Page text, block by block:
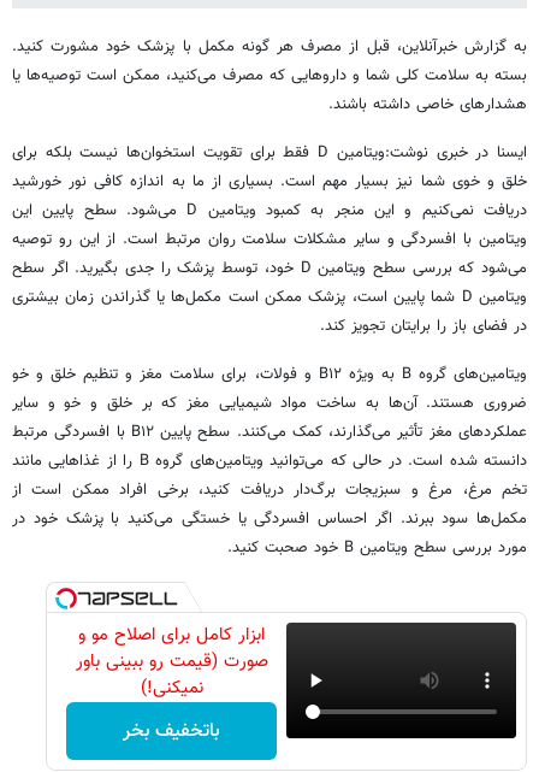
به گزارش خبرآنلاین، قبل از مصرف هر گونه مکمل با پزشک خود مشورت کنید.
بسته به سلامت کلی شما و داروهایی که مصرف می‌کنید، ممکن است توصیه‌ها یا
هشدارهای خاصی داشته باشند.
ایسنا در خبری نوشت:ویتامین D فقط برای تقویت استخوان‌ها نیست بلکه برای
خلق و خوی شما نیز بسیار مهم است. بسیاری از ما به اندازه کافی نور خورشید
دریافت نمی‌کنیم و این منجر به کمبود ویتامین D می‌شود. سطح پایین این
ویتامین با افسردگی و سایر مشکلات سلامت روان مرتبط است. از این رو توصیه
می‌شود که بررسی سطح ویتامین D خود، توسط پزشک را جدی بگیرید. اگر سطح
ویتامین D شما پایین است، پزشک ممکن است مکمل‌ها یا گذراندن زمان بیشتری
در فضای باز را برایتان تجویز کند.
ویتامین‌های گروه B به ویژه B۱۲ و فولات، برای سلامت مغز و تنظیم خلق و خو
ضروری هستند. آن‌ها به ساخت مواد شیمیایی مغز که بر خلق و خو و سایر
عملکردهای مغز تأثیر می‌گذارند، کمک می‌کنند. سطح پایین B۱۲ با افسردگی مرتبط
دانسته شده است. در حالی که می‌توانید ویتامین‌های گروه B را از غذاهایی مانند
تخم مرغ، مرغ و سبزیجات برگ‌دار دریافت کنید، برخی افراد ممکن است از
مکمل‌ها سود ببرند. اگر احساس افسردگی یا خستگی می‌کنید با پزشک خود در
مورد بررسی سطح ویتامین B خود صحبت کنید.
ابزار کامل برای اصلاح مو و
صورت (قیمت رو ببینی باور
نمیکنی!)
باتخفیف بخر